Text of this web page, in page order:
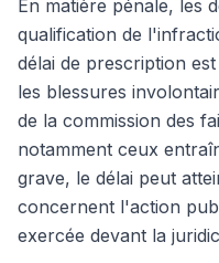
En matière pénale, les
qualification de
délai de prescription
les blessures
de la commission des
notamment ceux
grave, le délai peut
concernent l'action
exercée devant la